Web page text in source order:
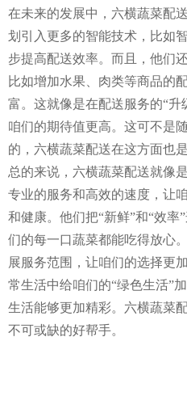
在未来的发展中，六横蔬菜配
划引入更多的智能技术，比如
步提高配送效率。而且，他们
比如增加水果、肉类等商品的
富。这就像是在配送服务的“升
咱们的期待值更高。这可不是
的，六横蔬菜配送在这方面也
总的来说，六横蔬菜配送就像
专业的服务和高效的速度，让
和健康。他们把“新鲜”和“效
们的每一口蔬菜都能吃得放心
展服务范围，让咱们的选择更
常生活中给咱们的“绿色生活”
生活能够更加精彩。六横蔬菜
不可或缺的好帮手。